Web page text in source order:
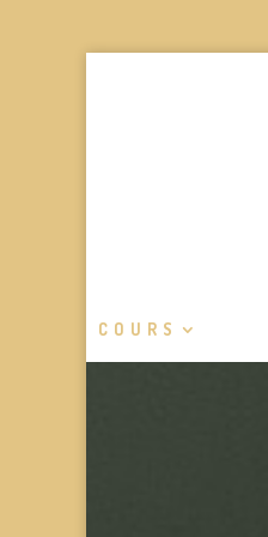
COURS